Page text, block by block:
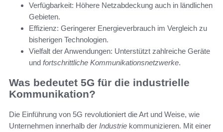
Verfügbarkeit: Höhere Netzabdeckung auch in ländlichen
Gebieten.
Effizienz: Geringerer Energieverbrauch im Vergleich zu
bisherigen Technologien.
Vielfalt der Anwendungen: Unterstützt zahlreiche Geräte
und fortschrittliche Kommunikationsnetzwerke.
Was bedeutet 5G für die industrielle
Kommunikation?
Die Einführung von 5G revolutioniert die Art und Weise, wie
Unternehmen innerhalb der Industrie kommunizieren. Mit einer